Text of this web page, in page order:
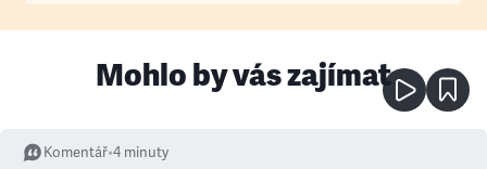
Mohlo by vás zajímat
Komentář•4 minuty